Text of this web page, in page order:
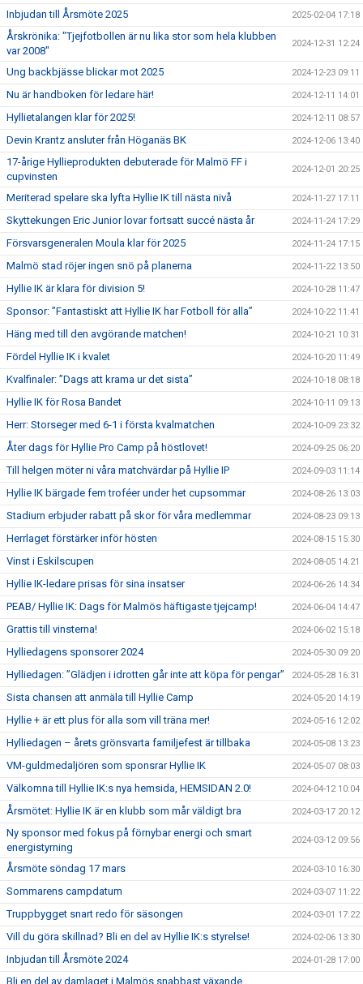
Inbjudan till Årsmöte 2025 2025-02-04 17:18
Årskrönika: "Tjejfotbollen är nu lika stor som hela klubben
var 2008"
2024-12-31 12:24
Ung backbjässe blickar mot 2025 2024-12-23 09:11
Nu är handboken för ledare här! 2024-12-11 14:01
Hyllietalangen klar för 2025! 2024-12-11 08:57
Devin Krantz ansluter från Höganäs BK 2024-12-06 13:40
17-årige Hyllieprodukten debuterade för Malmö FF i
cupvinsten
2024-12-01 20:25
Meriterad spelare ska lyfta Hyllie IK till nästa nivå 2024-11-27 17:11
Skyttekungen Eric Junior lovar fortsatt succé nästa år 2024-11-24 17:29
Försvarsgeneralen Moula klar för 2025 2024-11-24 17:15
Malmö stad röjer ingen snö på planerna 2024-11-22 13:50
Hyllie IK är klara för division 5! 2024-10-28 11:47
Sponsor: ”Fantastiskt att Hyllie IK har Fotboll för alla” 2024-10-22 11:41
Häng med till den avgörande matchen! 2024-10-21 10:31
Fördel Hyllie IK i kvalet 2024-10-20 11:49
Kvalfinaler: ”Dags att krama ur det sista” 2024-10-18 08:18
Hyllie IK för Rosa Bandet 2024-10-11 09:13
Herr: Storseger med 6-1 i första kvalmatchen 2024-10-09 23:32
Åter dags för Hyllie Pro Camp på höstlovet! 2024-09-25 06:20
Till helgen möter ni våra matchvärdar på Hyllie IP 2024-09-03 11:14
Hyllie IK bärgade fem troféer under het cupsommar 2024-08-26 13:03
Stadium erbjuder rabatt på skor för våra medlemmar 2024-08-23 09:13
Herrlaget förstärker inför hösten 2024-08-15 15:30
Vinst i Eskilscupen 2024-08-05 14:21
Hyllie IK-ledare prisas för sina insatser 2024-06-26 14:34
PEAB/ Hyllie IK: Dags för Malmös häftigaste tjejcamp! 2024-06-04 14:47
Grattis till vinsterna! 2024-06-02 15:18
Hylliedagens sponsorer 2024 2024-05-30 09:20
Hylliedagen: ”Glädjen i idrotten går inte att köpa för pengar” 2024-05-28 16:31
Sista chansen att anmäla till Hyllie Camp 2024-05-20 14:19
Hyllie + är ett plus för alla som vill träna mer! 2024-05-16 12:02
Hylliedagen – årets grönsvarta familjefest är tillbaka 2024-05-08 13:23
VM-guldmedaljören som sponsrar Hyllie IK 2024-05-07 08:03
Välkomna till Hyllie IK:s nya hemsida, HEMSIDAN 2.0! 2024-04-12 10:04
Årsmötet: Hyllie IK är en klubb som mår väldigt bra 2024-03-17 20:12
Ny sponsor med fokus på förnybar energi och smart
energistyrning
2024-03-12 09:56
Årsmöte söndag 17 mars 2024-03-10 16:30
Sommarens campdatum 2024-03-07 11:22
Truppbygget snart redo för säsongen 2024-03-01 17:22
Vill du göra skillnad? Bli en del av Hyllie IK:s styrelse! 2024-02-06 13:30
Inbjudan till Årsmöte 2024 2024-01-28 17:00
Bli en del av damlaget i Malmös snabbast växande